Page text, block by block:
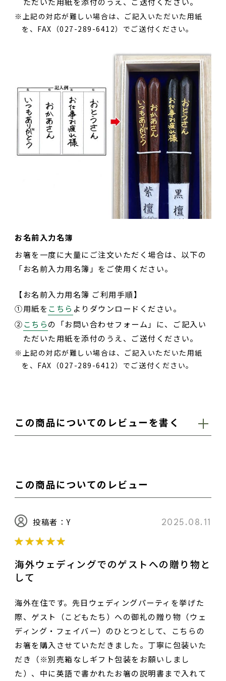
上記の対応が難しい場合は、ご記入いただいた用紙
を、FAX（027-289-6412）でご送付ください。
お名前入力名簿
お箸を一度に大量にご注文いただく場合は、以下の
「お名前入力用名簿」をご使用ください。
【お名前入力用名簿 ご利用手順】
①用紙をこちら よりダウンロードください。
②こちらの「お問い合わせフォーム」に、ご記入い
ただいた用紙を添付のうえ、ご送付ください。
上記の対応が難しい場合は、ご記入いただいた用紙
を、FAX（027-289-6412）でご送付ください。
この商品についてのレビューを書く
性別
男性
おすすめ度
この商品についてのレビュー
投稿者：Y 2025.08.11
海外ウェディングでのゲストへの贈り物と
して
海外在住です。先日ウェディングパーティを挙げた
際、ゲスト（こどもたち）への御礼の贈り物（ウェ
ディング・フェイバー）のひとつとして、こちらの
お箸を購入させていただきました。丁寧に包装いた
だき（※別売箱なしギフト包装をお願いしまし
た）、中に英語で書かれたお箸の説明書まで入れて